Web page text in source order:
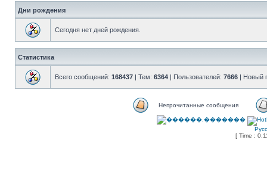
Дни рождения
Сегодня нет дней рождения.
Статистика
Всего сообщений: 168437 | Тем: 6364 | Пользователей: 7666 | Новый
Непрочитанные сообщения
[ Time :